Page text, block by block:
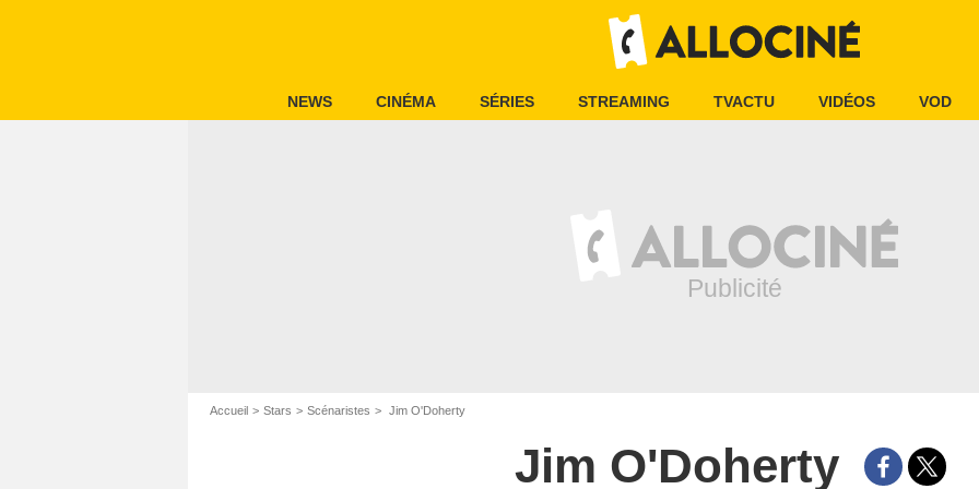
NEWS CINÉMA SÉRIES STREAMING TVACTU VIDÉOS VOD
Accueil Stars Scénaristes Jim O'Doherty
Jim O'Doherty